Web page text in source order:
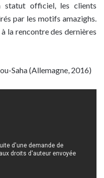
statut officiel, les clients
par les motifs amazighs.
la rencontre des dernières
Saha (Allemagne, 2016)